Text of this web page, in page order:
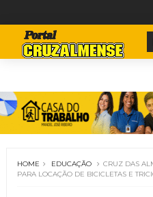
HOME EDUCAÇÃO
CRUZ DAS
PARA LOCAÇÃO DE BICICLETAS E